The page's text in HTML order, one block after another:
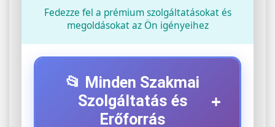
Fedezze fel a prémium szolgáltatásokat és
megoldásokat az Ön igényeihez
📂 Minden Szakmai
Szolgáltatás és
Erőforrás
+